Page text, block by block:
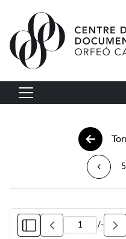
Vés al contingut
Navegació
/-